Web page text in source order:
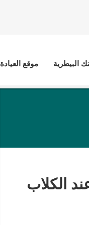
البيطرية موقع العيادة
الكلاب